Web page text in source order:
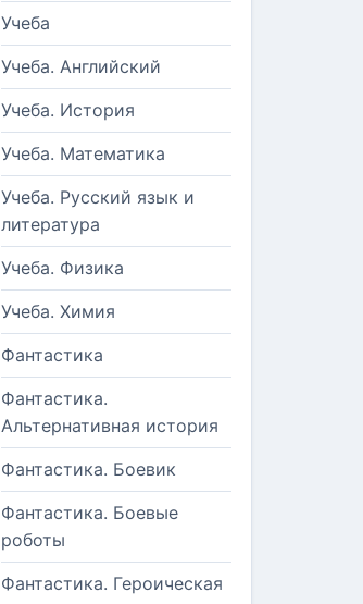
Учеба
Учеба. Английский
Учеба. История
Учеба. Математика
Учеба. Русский язык и
литература
Учеба. Физика
Учеба. Химия
Фантастика
Фантастика.
Альтернативная история
Фантастика. Боевик
Фантастика. Боевые
роботы
Фантастика. Героическая